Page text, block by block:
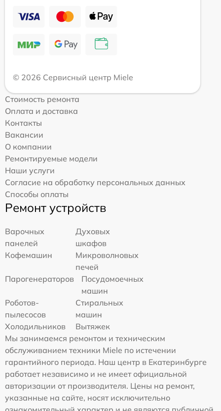
© 2026 Сервисный центр Miele
Стоимость ремонта
Оплата и доставка
Контакты
Вакансии
О компании
Ремонтируемые модели
Наши услуги
Согласие на обработку персональных данных
Способы оплаты
Ремонт устройств
Варочных
панелей
Духовых
шкафов
Кофемашин
Микроволновых
печей
Парогенераторов
Посудомоечных
машин
Роботов-
пылесосов
Стиральных
машин
Холодильников
Вытяжек
Мы занимаемся ремонтом и техническим
обслуживанием техники Miele по истечении
гарантийного периода. Наш центр в Екатеринбурге
работает независимо и не имеет официальной
авторизации от производителя. Цены на ремонт,
указанные на сайте, носят исключительно